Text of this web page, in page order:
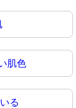
肌色
る